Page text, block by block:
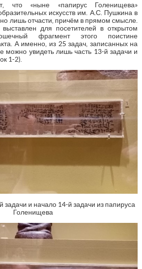
что «ныне «папирус Голенищева»
искусств им. А.С. Пушкина в
лишь отчасти, причём в прямом смысле.
для посетителей в открытом
фрагмент этого поистине
А именно, из 25 задач, записанных на
можно увидеть лишь часть 13-й задачи и
1-2).
задачи и начало 14-й задачи из папируса
Голенищева